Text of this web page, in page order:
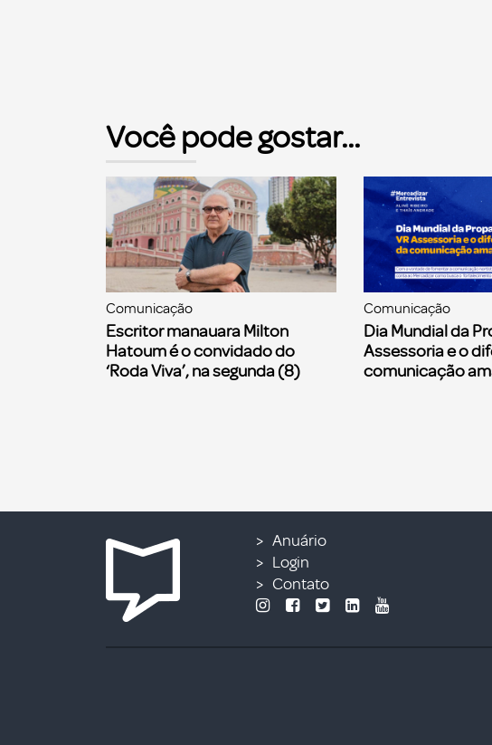
Você pode gostar...
Comunicação
Escritor manauara Milton
Hatoum é o convidado do
‘Roda Viva’, na segunda (8)
Comunicação
Dia Mundial da
Assessoria e o
comunicação
Anuário
Login
Contato